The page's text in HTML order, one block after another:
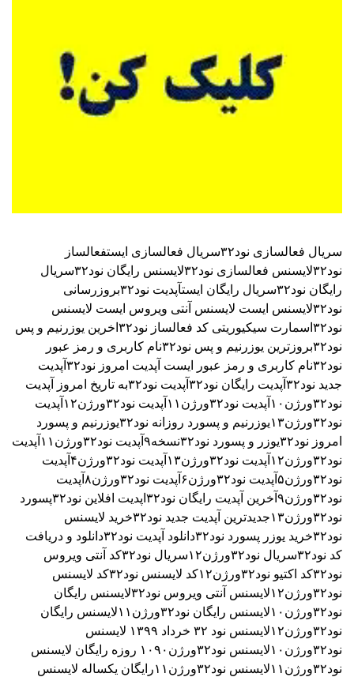
سریال فعالسازی نود۳۲ سریال فعالسازی ایستفعالساز
نود۳۲
لایسنس فعالسازی نود۳۲ لایسنس رایگان نود۳۲
سریال
رایگان نود۳۲
سریال رایگان ایستآپدیت نود۳۲
بروزرسانی
نود۳۲
لایسنس ایست لایسنس آنتی ویروس ایست لایسنس
نود۳۲اسمارت سیکیوریتی
کد فعالساز نود۳۲
اخرین یوزرنیم و پس
نود۳۲
بروزترین یوزرنیم و پس نود۳۲
نام کاربری و رمز عبور
نود۳۲
نام کاربری و رمز عبور ایست آپدیت امروز نود۳۲
آپدیت
جدید نود۳۲
آپدیت رایگان نود۳۲ آپدیت نود۳۲به تاریخ امروز
آپدیت
نود۳۲ورژن۱۰
آپدیت نود۳۲ورژن۱۱ آپدیت نود۳۲ورژن۱۲
آپدیت
نود۳۲ورژن۱۳
یوزرنیم و پسورد روزانه نود۳۲
یوزرنیم و پسورد
امروز نود۳۲
یوزر و پسورد نود۳۲نسخه۹ آپدیت نود۳۲ورژن۱۱
آپدیت
نود۳۲ورژن۱۲
آپدیت نود۳۲ورژن۱۳ آپدیت نود۳۲ورژن۴
آپدیت
نود۳۲ورژن۵
آپدیت نود۳۲ورژن۶ آپدیت نود۳۲ورژن۸
آپدیت
نود۳۲ورژن۹
آخرین آپدیت رایگان نود۳۲ اپدیت افلاین نود۳۲
پسورد
نود۳۲ورژن۱۳
جدیدترین آپدیت جدید نود۳۲
خرید لایسنس
نود۳۲
خرید یوزر پسورد نود۳۲ دانلود آپدیت نود۳۲
دانلود و دریافت
کد نود۳۲
سریال نود۳۲ورژن۱۲ سریال نود۳۲
کد آنتی ویروس
نود۳۲
کد اکتیو نود۳۲ورژن۱۲ کد لایسنس نود۳۲
کد لایسنس
نود۳۲ورژن۱۲
لایسنس آنتی ویروس نود۳۲
لایسنس رایگان
نود۳۲ورژن۱۰
لایسنس رایگان نود۳۲ورژن۱۱
لایسنس رایگان
نود۳۲ورژن۱۲
لایسنس نود ۳٢ خرداد ۱۳۹۹
لایسنس
نود۳۲ورژن۱۰
لایسنس نود۳۲ورژن۱۰۹۰ روزه رایگان
لایسنس
نود۳۲ورژن۱۱
لایسنس نود۳۲ورژن۱۱رایگان یکساله
لایسنس